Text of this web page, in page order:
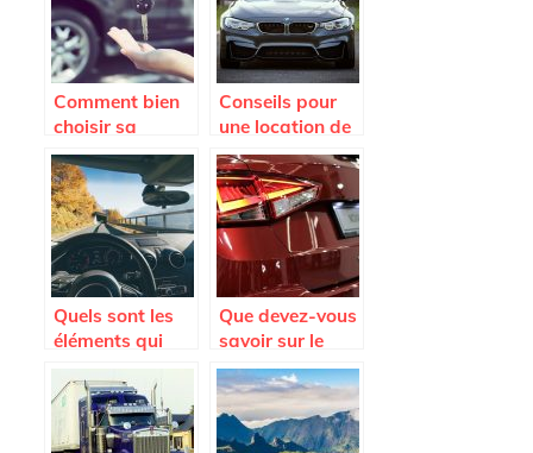
Comment bien
choisir sa
voiture ?
Conseils pour
une location de
voiture en
Martinique
Quels sont les
éléments qui
endommager le
pare-brise
d’une voiture ?
Que devez-vous
savoir sur le
Seat Arona ?